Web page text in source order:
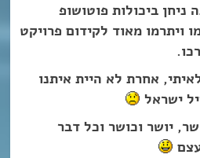
ביכולות פוטושופ
ויתרמו מאוד לקידום פרויקט
אחרת לא היית איתנו
ישראל
יושר וכושר וכל דבר